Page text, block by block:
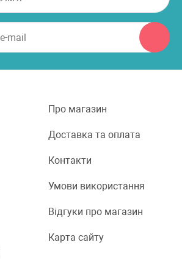
Про магазин
Доставка та оплата
Контакти
Умови використання
Відгуки про магазин
Карта сайту